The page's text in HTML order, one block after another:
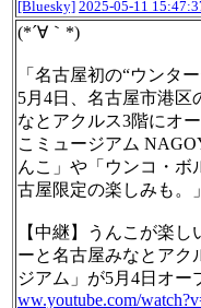
[Bluesky] 2025-05-11
(*´∀｀*)
「名古屋初の“ウンタ
5月4日、名古屋市港区
なとアクルス3階にオ
こミュージアム
んこ」や「ウンコ・ボ
古屋限定の楽しみも。」
【中継】うんこが楽
ーと名古屋みなとアク
ジアム」が5月4日オー
ww.youtube.com/